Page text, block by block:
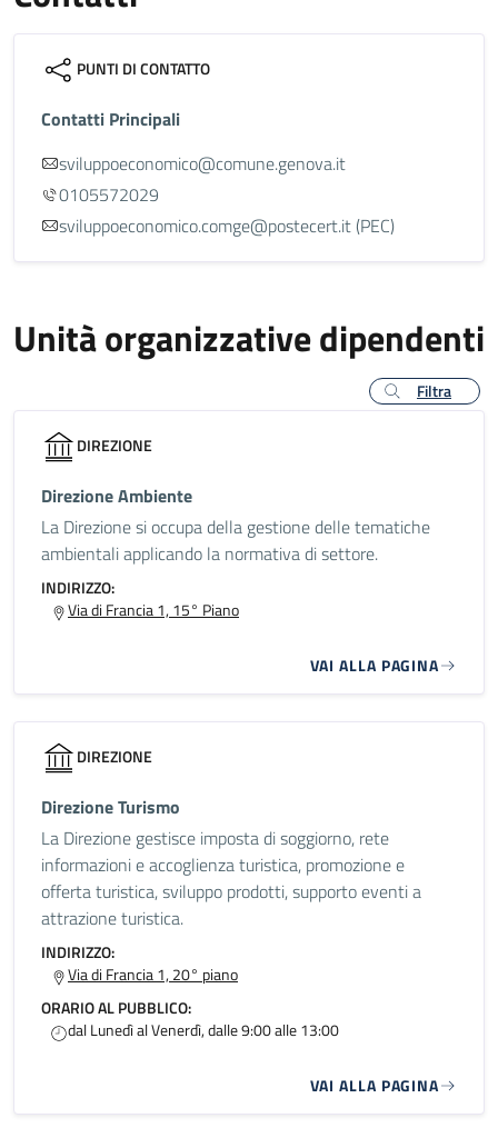
PUNTI DI CONTATTO
Contatti Principali
sviluppoeconomico@comune.genova.it
0105572029
sviluppoeconomico.comge@postecert.it (PEC)
Unità organizzative dipendenti
Filtra
DIREZIONE
Direzione Ambiente
La Direzione si occupa della gestione delle tematiche
ambientali applicando la normativa di settore.
INDIRIZZO:
Via di Francia 1, 15° Piano
VAI ALLA PAGINA
DIREZIONE
Direzione Turismo
La Direzione gestisce imposta di soggiorno, rete
informazioni e accoglienza turistica, promozione e
offerta turistica, sviluppo prodotti, supporto eventi a
attrazione turistica.
INDIRIZZO:
Via di Francia 1, 20° piano
ORARIO AL PUBBLICO:
dal Lunedì al Venerdì, dalle 9:00 alle 13:00
VAI ALLA PAGINA